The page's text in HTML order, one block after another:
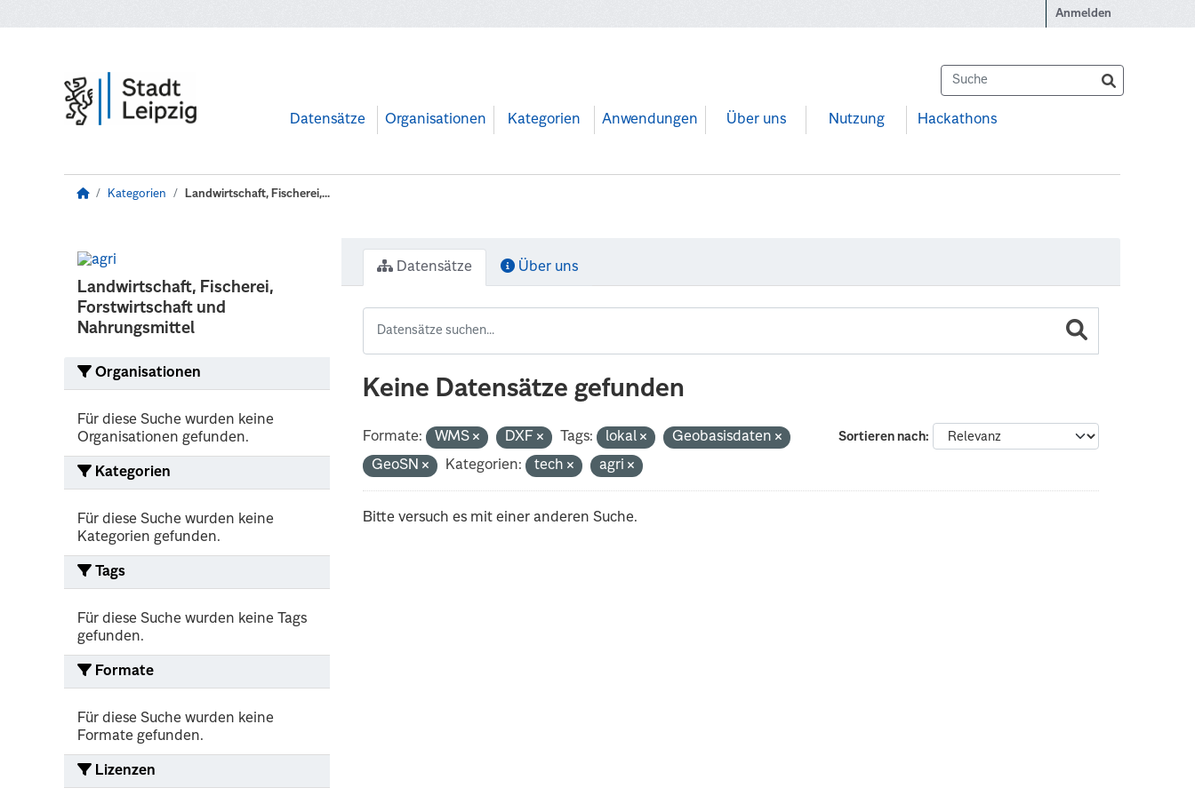
Anmelden
Datensätze Organisationen Kategorien Anwendungen Über uns Nutzung Hackathons
Kategorien Landwirtschaft, Fischerei,...
Landwirtschaft, Fischerei,
Forstwirtschaft und
Nahrungsmittel
Organisationen
Für diese Suche wurden keine
Organisationen gefunden.
Kategorien
Für diese Suche wurden keine
Kategorien gefunden.
Tags
Für diese Suche wurden keine Tags
gefunden.
Formate
Für diese Suche wurden keine
Formate gefunden.
Lizenzen
Datensätze Über uns
Keine Datensätze gefunden
Sortieren nach
Formate: WMS DXF Tags: lokal
Geobasisdaten
GeoSN
Kategorien: tech agri
Bitte versuch es mit einer anderen Suche.